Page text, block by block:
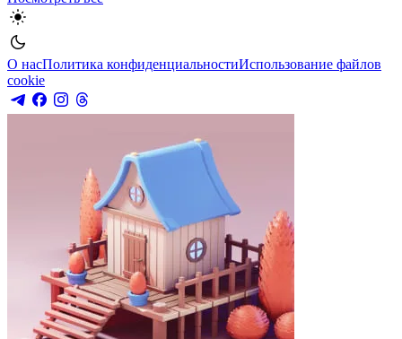
О насПолитика конфиденциальностиИспользование файлов
cookie